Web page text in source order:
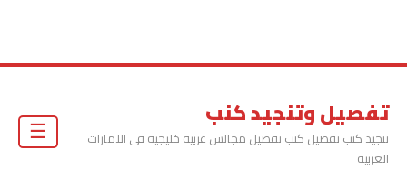
تفصيل وتنجيد كنب
تنجيد كنب تفصيل كنب تفصيل مجالس عربية خليجية فى الامارات
العربية